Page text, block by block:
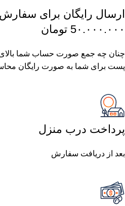
ارسال رایگان برای سفارش
5٠.٠٠٠.٠٠٠ تومان
پست برای شما به صورت رایگان
پرداخت درب منزل
بعد از دریافت سفارش